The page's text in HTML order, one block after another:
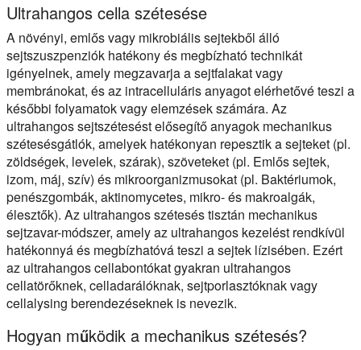
Ultrahangos cella szétesése
A növényi, emlős vagy mikrobiális sejtekből álló
sejtszuszpenziók hatékony és megbízható technikát
igényelnek, amely megzavarja a sejtfalakat vagy
membránokat, és az intracelluláris anyagot elérhetővé teszi a
későbbi folyamatok vagy elemzések számára. Az
ultrahangos sejtszétesést elősegítő anyagok mechanikus
szétesésgátlók, amelyek hatékonyan repesztik a sejteket (pl.
zöldségek, levelek, szárak), szöveteket (pl. Emlős sejtek,
izom, máj, szív) és mikroorganizmusokat (pl. Baktériumok,
penészgombák, aktinomycetes, mikro- és makroalgák,
élesztők). Az ultrahangos szétesés tisztán mechanikus
sejtzavar-módszer, amely az ultrahangos kezelést rendkívül
hatékonnyá és megbízhatóvá teszi a sejtek lízisében. Ezért
az ultrahangos cellabontókat gyakran ultrahangos
cellatörőknek, celladarálóknak, sejtporlasztóknak vagy
cellalysing berendezéseknek is nevezik.
Hogyan működik a mechanikus szétesés?